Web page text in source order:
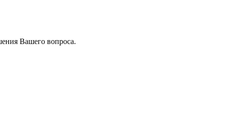
Вашего вопроса.